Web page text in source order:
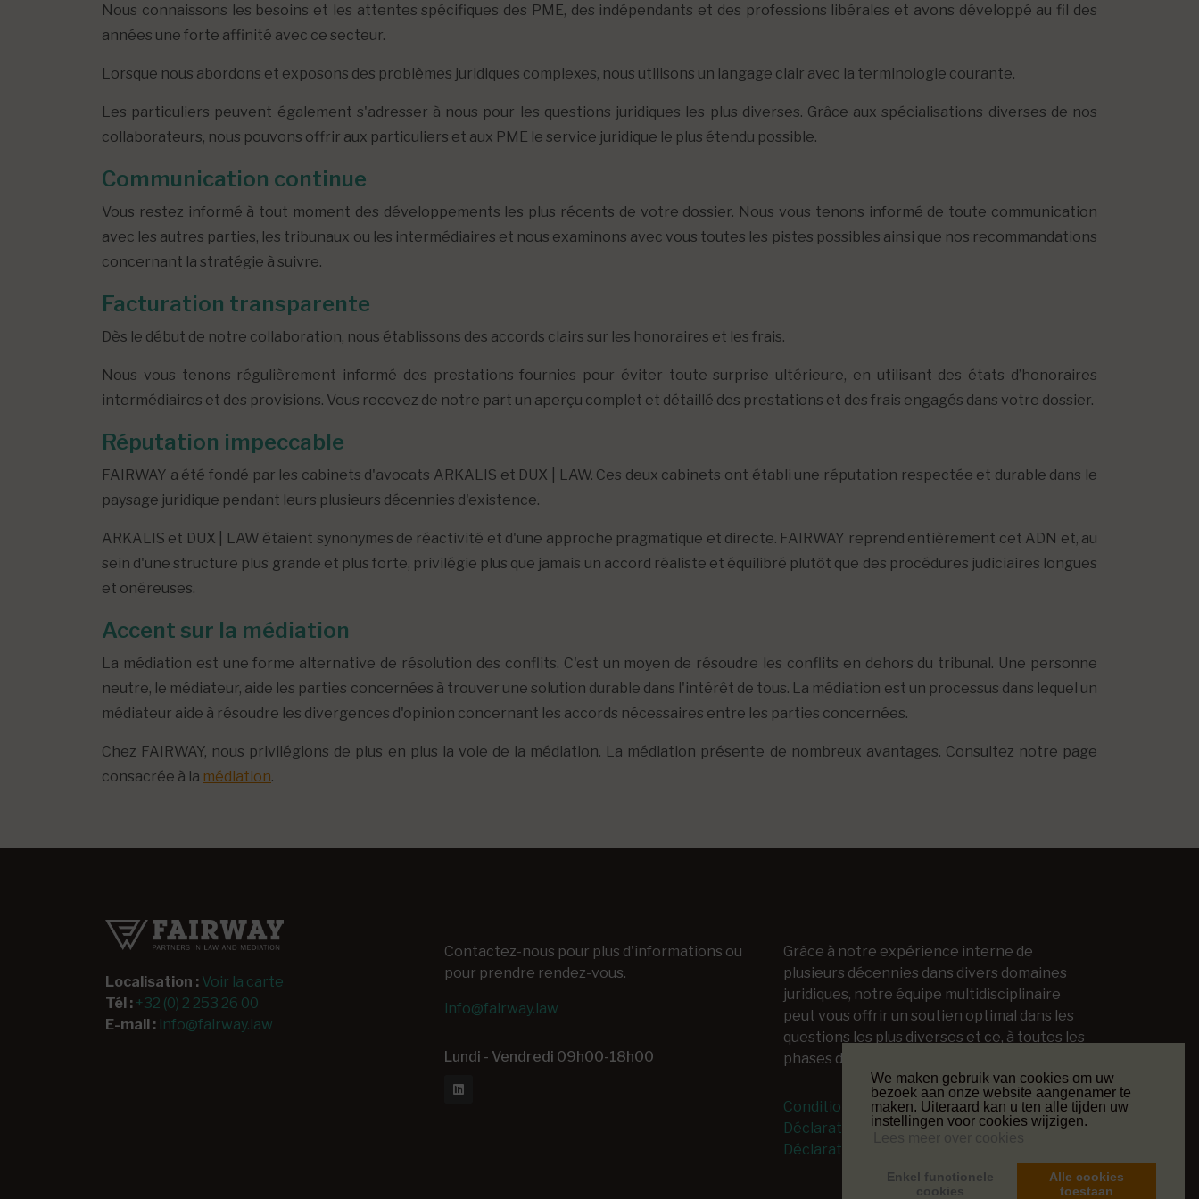
We maken gebruik van cookies om uw
bezoek aan onze website aangenamer te
maken. Uiteraard kan u ten alle tijden uw
instellingen voor cookies wijzigen.
Enkel functionele
cookies
Alle cookies
toestaan
Nous connaissons les besoins et les attentes spécifiques des PME, des indépendants et des professions libérales et avons développé au fil des
années une forte affinité avec ce secteur.
Lorsque nous abordons et exposons des problèmes juridiques complexes, nous utilisons un langage clair avec la terminologie courante.
Les particuliers peuvent également s'adresser à nous pour les questions juridiques les plus diverses. Grâce aux spécialisations diverses de nos
collaborateurs, nous pouvons offrir aux particuliers et aux PME le service juridique le plus étendu possible.
Communication continue
Vous restez informé à tout moment des développements les plus récents de votre dossier. Nous vous tenons informé de toute communication
avec les autres parties, les tribunaux ou les intermédiaires et nous examinons avec vous toutes les pistes possibles ainsi que nos recommandations
concernant la stratégie à suivre.
Facturation transparente
Dès le début de notre collaboration, nous établissons des accords clairs sur les honoraires et les frais.
Nous vous tenons régulièrement informé des prestations fournies pour éviter toute surprise ultérieure, en utilisant des états d’honoraires
intermédiaires et des provisions. Vous recevez de notre part un aperçu complet et détaillé des prestations et des frais engagés dans votre dossier.
Réputation impeccable
FAIRWAY a été fondé par les cabinets d'avocats ARKALIS et DUX | LAW. Ces deux cabinets ont établi une réputation respectée et durable dans le
paysage juridique pendant leurs plusieurs décennies d'existence.
ARKALIS et DUX | LAW étaient synonymes de réactivité et d'une approche pragmatique et directe. FAIRWAY reprend entièrement cet ADN et, au
sein d'une structure plus grande et plus forte, privilégie plus que jamais un accord réaliste et équilibré plutôt que des procédures judiciaires longues
et onéreuses.
Accent sur la médiation
La médiation est une forme alternative de résolution des conflits. C'est un moyen de résoudre les conflits en dehors du tribunal. Une personne
neutre, le médiateur, aide les parties concernées à trouver une solution durable dans l'intérêt de tous. La médiation est un processus dans lequel un
médiateur aide à résoudre les divergences d'opinion concernant les accords nécessaires entre les parties concernées.
Chez FAIRWAY, nous privilégions de plus en plus la voie de la médiation. La médiation présente de nombreux avantages. Consultez notre page
consacrée à la médiation.
Localisation : Voir la carte
Tél : +32 (0) 2 253 26 00
E-mail : info@fairway.law
Contactez-nous pour plus d'informations ou
pour prendre rendez-vous.
info@fairway.law
Lundi - Vendredi 09h00-18h00
Grâce à notre expérience interne de
plusieurs décennies dans divers domaines
juridiques, notre équipe multidisciplinaire
peut vous offrir un soutien optimal dans les
questions les plus diverses et ce, à toutes les
phases d'un projet juridique.
Conditions générales
Déclaration de confidentialité
Déclaration de cookies